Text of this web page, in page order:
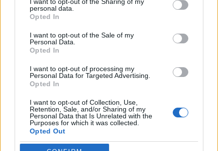
not limited to your visit or usage behaviour. You may click to
grant or deny consent to Google and its third-party tags to
use your data for below specified purposes in below Google
consent section.
I want to opt-out of the Sharing of my
personal data.
Opted In
I want to opt-out of the Sale of my
Personal Data.
Opted In
I want to opt-out of processing my
Personal Data for Targeted Advertising.
Opted In
I want to opt-out of Collection, Use,
Retention, Sale, and/or Sharing of my
Personal Data that Is Unrelated with the
Purposes for which it was collected.
Opted Out
MEGOSZTÁS
NÉPI